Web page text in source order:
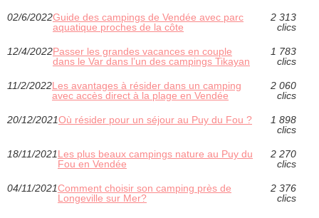
02/6/2022Guide des campings de Vendée avec parc
aquatique proches de la côte
2 313
clics
12/4/2022Passer les grandes vacances en couple
dans le Var dans l’un des campings Tikayan
1 783
clics
11/2/2022Les avantages à résider dans un camping
avec accès direct à la plage en Vendée
2 060
clics
20/12/2021Où résider pour un séjour au Puy du Fou ?
1 898
clics
18/11/2021Les plus beaux campings nature au Puy du
Fou en Vendée
2 270
clics
04/11/2021Comment choisir son camping près de
Longeville sur Mer?
2 376
clics